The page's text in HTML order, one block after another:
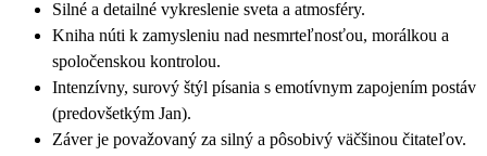
Silné a detailné vykreslenie sveta a atmosféry.
Kniha núti k zamysleniu nad nesmrteľnosťou, morálkou a
spoločenskou kontrolou.
Intenzívny, surový štýl písania s emotívnym zapojením postáv
(predovšetkým Jan).
Záver je považovaný za silný a pôsobivý väčšinou čitateľov.